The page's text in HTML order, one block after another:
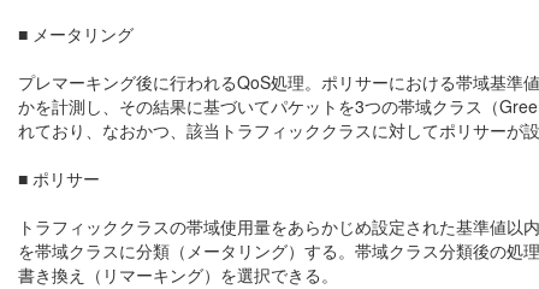
■ メータリング
プレマーキング後に行われるQoS処理。ポリサーにおける帯域基
かを計測し、その結果に基づいてパケットを3つの帯域クラス（
れており、なおかつ、該当トラフィッククラスに対してポリサーが
■ ポリサー
トラフィッククラスの帯域使用量をあらかじめ設定された基準値
を帯域クラスに分類（メータリング）する。帯域クラス分類後の
書き換え（リマーキング）を選択できる。